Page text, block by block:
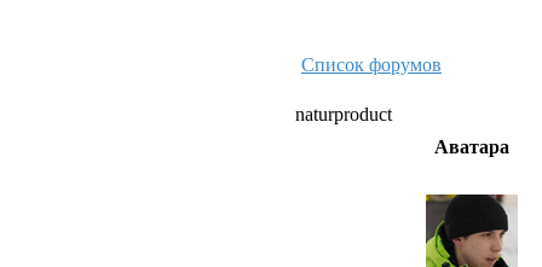
Список форумов
naturproduct
Аватара